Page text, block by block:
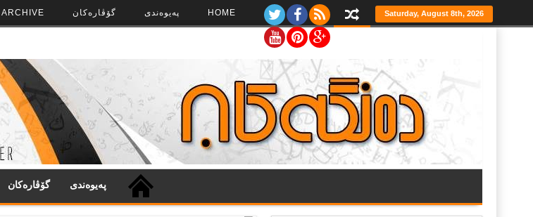
ARCHIVE گۆڤاره‌کان په‌‌یوه‌ندی HOME Saturday, August 8th, 2026
گۆڤاره‌کان په‌‌یوه‌ندی